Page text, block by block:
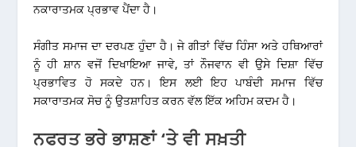
ਨਕਾਰਾਤਮਕ ਪ੍ਰਭਾਵ ਪੈਂਦਾ ਹੈ।
ਸੰਗੀਤ ਸਮਾਜ ਦਾ ਦਰਪਣ ਹੁੰਦਾ ਹੈ। ਜੇ ਗੀਤਾਂ ਵਿੱਚ ਹਿੰਸਾ ਅਤੇ ਹਥਿਆਰਾਂ
ਨੂੰ ਹੀ ਸ਼ਾਨ ਵਜੋਂ ਦਿਖਾਇਆ ਜਾਵੇ, ਤਾਂ ਨੌਜਵਾਨ ਵੀ ਉਸੇ ਦਿਸ਼ਾ ਵਿੱਚ
ਪ੍ਰਭਾਵਿਤ ਹੋ ਸਕਦੇ ਹਨ। ਇਸ ਲਈ ਇਹ ਪਾਬੰਦੀ ਸਮਾਜ ਵਿੱਚ
ਸਕਾਰਾਤਮਕ ਸੋਚ ਨੂੰ ਉਤਸ਼ਾਹਿਤ ਕਰਨ ਵੱਲ ਇੱਕ ਅਹਿਮ ਕਦਮ ਹੈ।
ਨਫਰਤ ਭਰੇ ਭਾਸ਼ਣਾਂ ‘ਤੇ ਵੀ ਸਖ਼ਤੀ